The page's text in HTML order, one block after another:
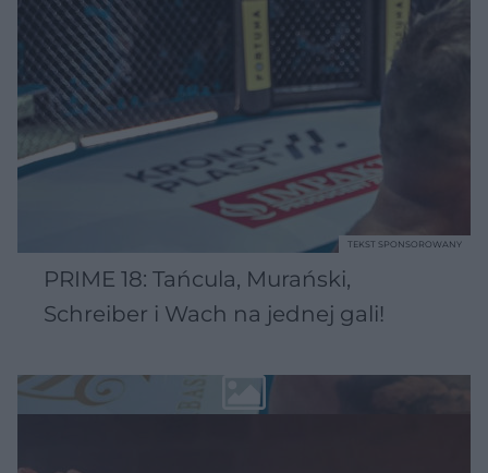
PRIME 18: Tańcula, Murański,
Schreiber i Wach na jednej gali!
TEKST SPONSOROWANY